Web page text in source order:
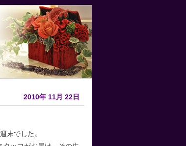
ブログ
2010年 11月 22日
末でした。